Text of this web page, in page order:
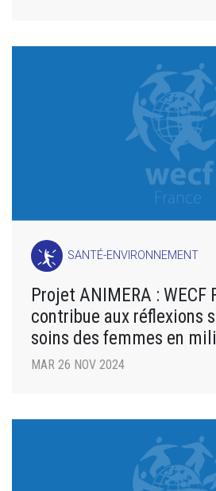
SANTÉ-ENVIRONNEMENT
Projet ANIMERA : WECF
contribue aux réflexions
soins des femmes en
MAR 26 NOV 2024